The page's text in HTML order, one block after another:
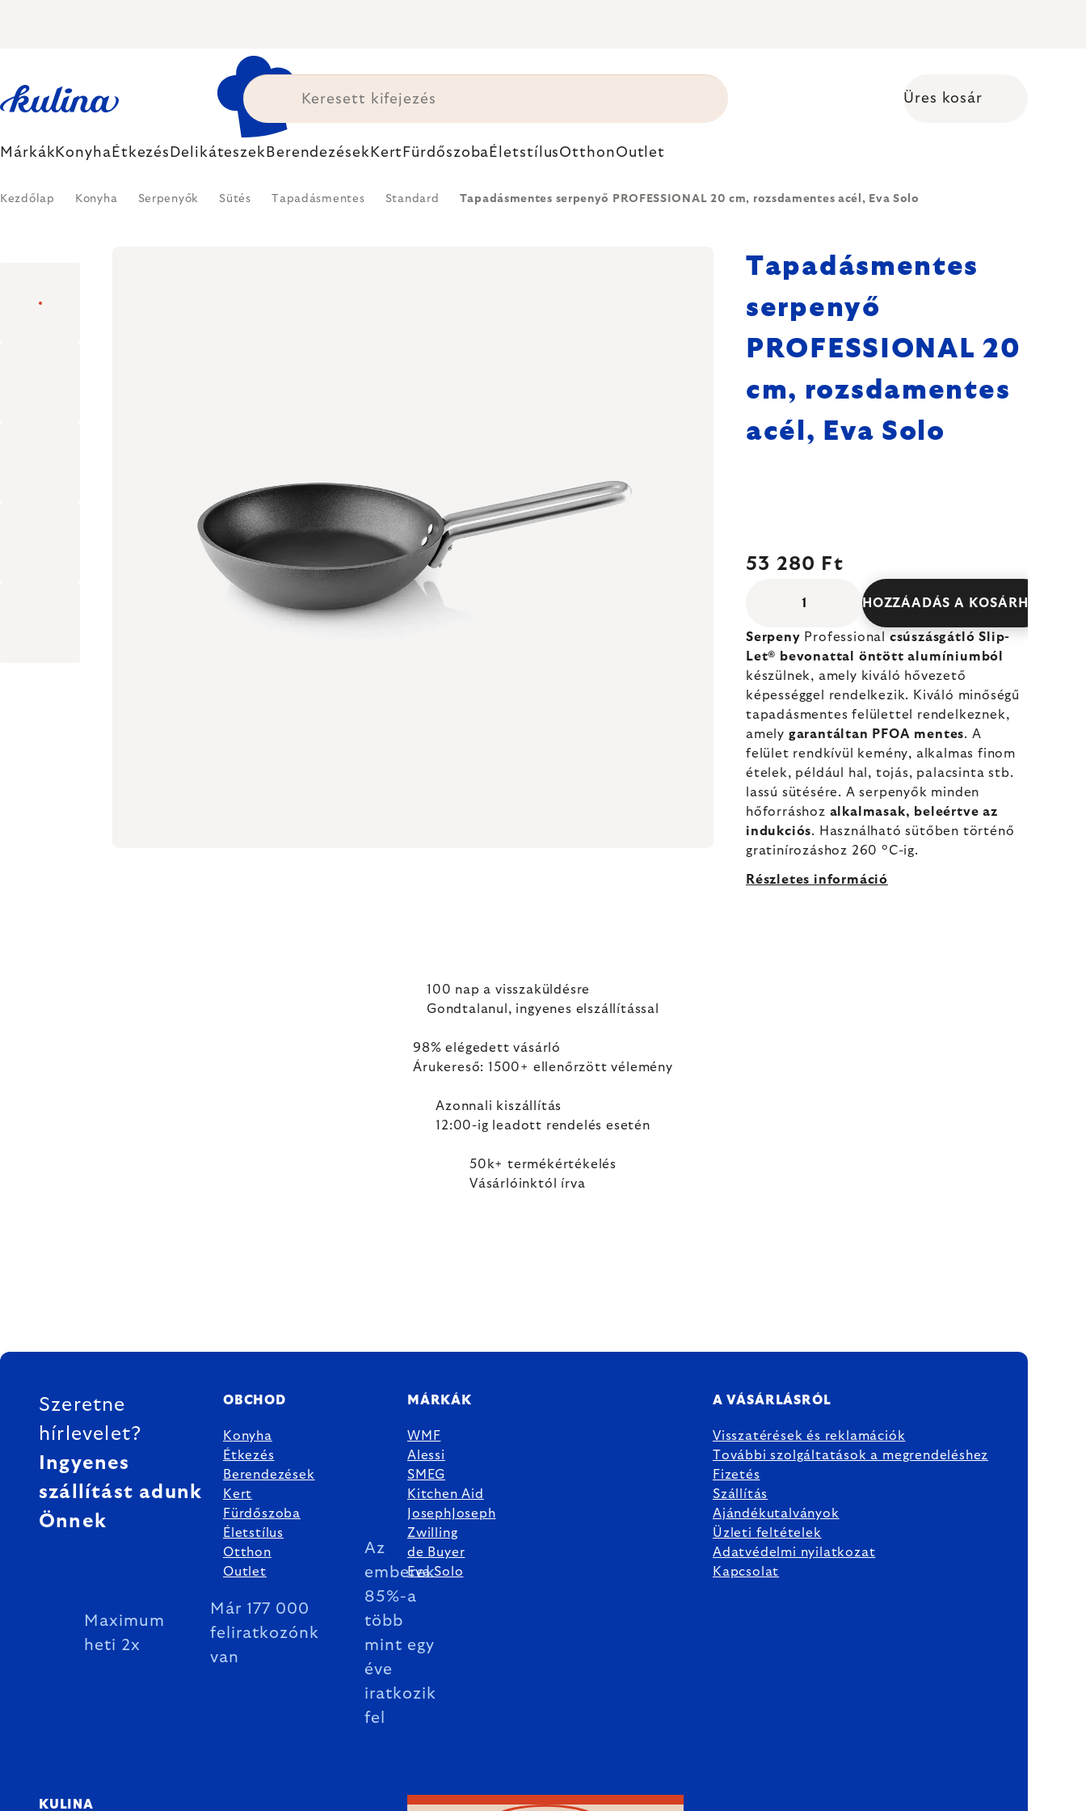
Üres kosár
MárkákKonyha Étkezés Delikáteszek Berendezések Kert Fürdőszoba ÉletstílusOtthonOutlet
Kezdőlap Konyha Serpenyők Sütés Tapadásmentes Standard Tapadásmentes serpenyő PROFESSIONAL 20 cm, rozsdamentes acél, Eva Solo
Tapadásmentes
serpenyő
PROFESSIONAL 20
cm, rozsdamentes
acél, Eva Solo
53 280 Ft
HOZZÁADÁS A KOSÁRHOZ
Serpeny Professional csúszásgátló Slip-
Let® bevonattal
öntött alumíniumból
készülnek, amely kiváló hővezető
képességgel rendelkezik. Kiváló minőségű
tapadásmentes felülettel rendelkeznek,
amely garantáltan PFOA mentes. A
felület rendkívül kemény, alkalmas finom
ételek, például hal, tojás, palacsinta stb.
lassú sütésére. A serpenyők minden
hőforráshoz alkalmasak, beleértve az
indukciós. Használható sütőben történő
gratinírozáshoz 260 °C-ig.
Részletes információ
100 nap a visszaküldésre
Gondtalanul, ingyenes elszállítással
98% elégedett vásárló
Árukereső: 1500+ ellenőrzött vélemény
Azonnali kiszállítás
12:00-ig leadott rendelés esetén
50k+ termékértékelés
Vásárlóinktól írva
LÁBLÉC
Szeretne
hírlevelet?
Ingyenes
szállítást adunk
Önnek
Maximum
heti 2x
Már 177 000
feliratkozónk
van
Az
emberek
85%-a
több
mint egy
éve
iratkozik
fel
OBCHOD
Konyha
Étkezés
Berendezések
Kert
Fürdőszoba
Életstílus
Otthon
Outlet
MÁRKÁK
WMF
Alessi
SMEG
Kitchen Aid
JosephJoseph
Zwilling
de Buyer
Eva Solo
A VÁSÁRLÁSRÓL
Visszatérések és reklamációk
További szolgáltatások a megrendeléshez
Fizetés
Szállítás
Ajándékutalványok
Üzleti feltételek
Adatvédelmi nyilatkozat
Kapcsolat
KULINA